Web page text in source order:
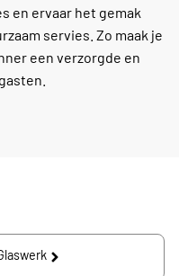
en ervaar het gemak
servies. Zo maak je
een verzorgde en